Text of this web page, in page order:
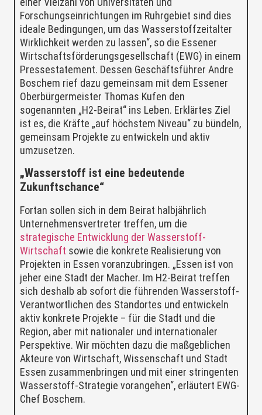
Forschungseinrichtungen im Ruhrgebiet sind dies
ideale Bedingungen, um das Wasserstoffzeitalter
Wirklichkeit werden zu lassen“, so die Essener
Wirtschaftsförderungsgesellschaft (EWG) in einem
Pressestatement. Dessen Geschäftsführer Andre
Boschem rief dazu gemeinsam mit dem Essener
Oberbürgermeister Thomas Kufen den
sogenannten „H2-Beirat“ ins Leben. Erklärtes Ziel
ist es, die Kräfte „auf höchstem Niveau“ zu bündeln,
gemeinsam Projekte zu entwickeln und aktiv
umzusetzen.
„Wasserstoff ist eine bedeutende
Zukunftschance“
Fortan sollen sich in dem Beirat halbjährlich
Unternehmensvertreter treffen, um die
strategische Entwicklung der Wasserstoff-
Wirtschaft sowie die konkrete Realisierung von
Projekten in Essen voranzubringen. „Essen ist von
jeher eine Stadt der Macher. Im H2-Beirat treffen
sich deshalb ab sofort die führenden Wasserstoff-
Verantwortlichen des Standortes und entwickeln
aktiv konkrete Projekte – für die Stadt und die
Region, aber mit nationaler und internationaler
Perspektive. Wir möchten dazu die maßgeblichen
Akteure von Wirtschaft, Wissenschaft und Stadt
Essen zusammenbringen und mit einer stringenten
Wasserstoff-Strategie vorangehen“, erläutert EWG-
Chef Boschem.